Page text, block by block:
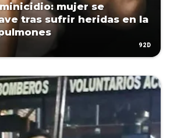
mujer se
tras sufrir heridas en la
92D